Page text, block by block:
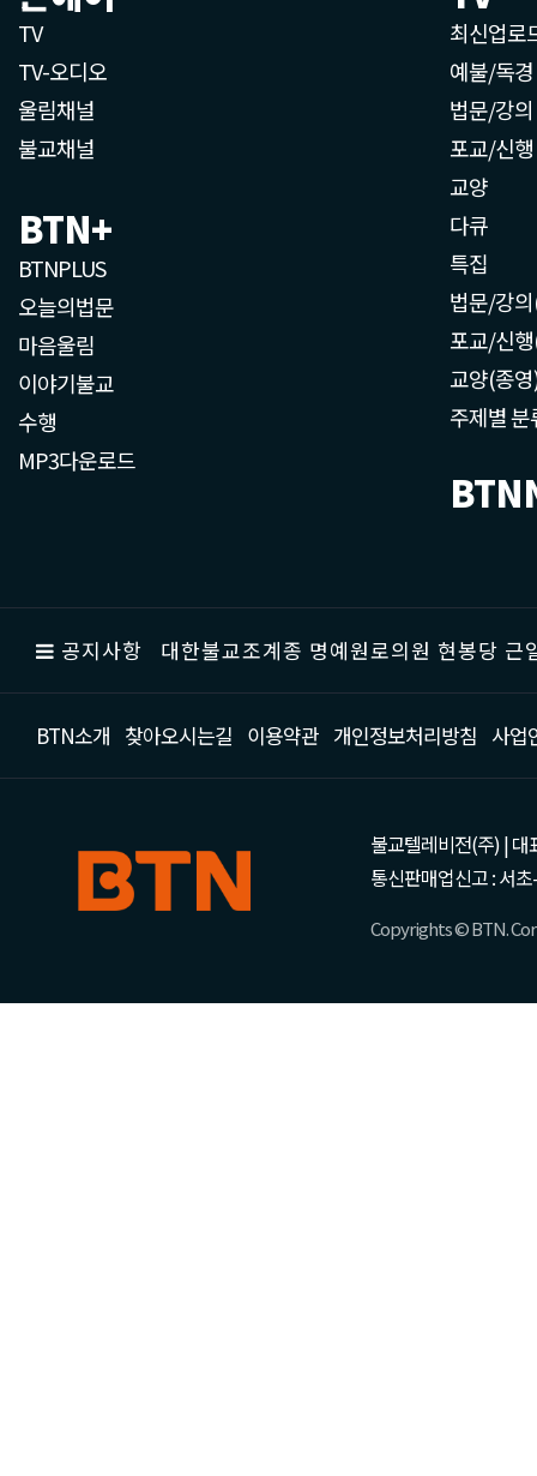
TV
TV-오디오
울림채널
불교채널
BTN+
BTNPLUS
오늘의법문
마음울림
이야기불교
수행
MP3다운로드
최신업로
예불/독경
법문/강의
포교/신행
교양
다큐
특집
법문/강
포교/신
교양(종
주제별 분
공지사항 대한불교조계종 명예원로의원 현봉당
BTN소개 찾아오시는길 이용약관 개인정보처리방침 사업
불교텔레비전(주) | 대
통신판매업신고 : 서
Copyrights © BTN.